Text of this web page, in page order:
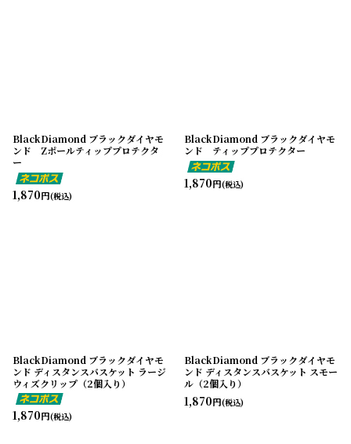
BlackDiamond ブラックダイヤモ
ンド Zポールティッププロテクタ
ー
1,870円(税込)
BlackDiamond ブラックダイヤモ
ンド ティッププロテクター
1,870円(税込)
BlackDiamond ブラックダイヤモ
ンド ディスタンスバスケット ラージ
ウィズクリップ（2個入り）
1,870円(税込)
BlackDiamond ブラックダイヤモ
ンド ディスタンスバスケット スモー
ル（2個入り）
1,870円(税込)